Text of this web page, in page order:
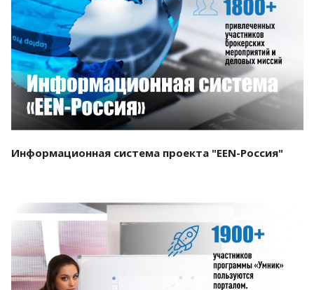
Смотреть проект
Информационная система проекта "EEN-Россия"